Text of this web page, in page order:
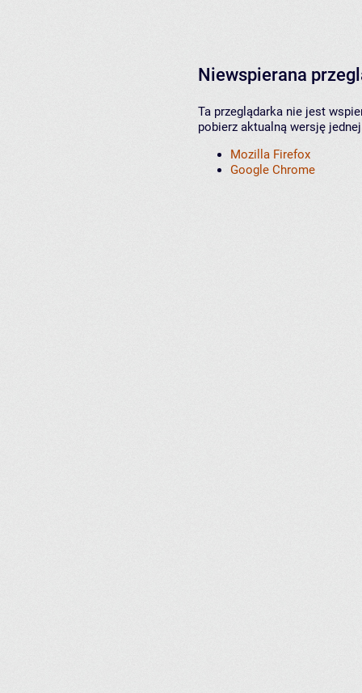
Niewspierana
Ta przeglądarka nie jest
pobierz aktualną wersję
Mozilla Firefox
Google Chrome